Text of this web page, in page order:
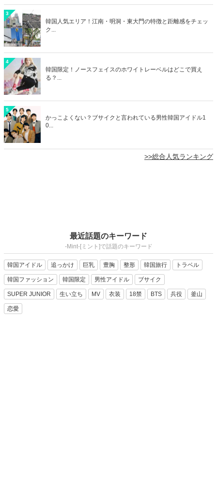
3
韓国人気エリア！江南・明洞・東大門の特徴と距離感をチェッ
ク...
4
韓国限定！ノースフェイスのホワイトレーベルはどこで買え
る？...
5
かっこよくない？ブサイクと言われている男性韓国アイドル1
0...
>>総合人気ランキング
最近話題のキーワード
-Mint-[ミント]で話題のキーワード
韓国アイドル 追っかけ 巨乳 豊胸 整形 韓国旅行 トラベル
韓国ファッション 韓国限定 男性アイドル ブサイク
SUPER JUNIOR 生い立ち MV 衣装 18禁 BTS 兵役 釜山
恋愛